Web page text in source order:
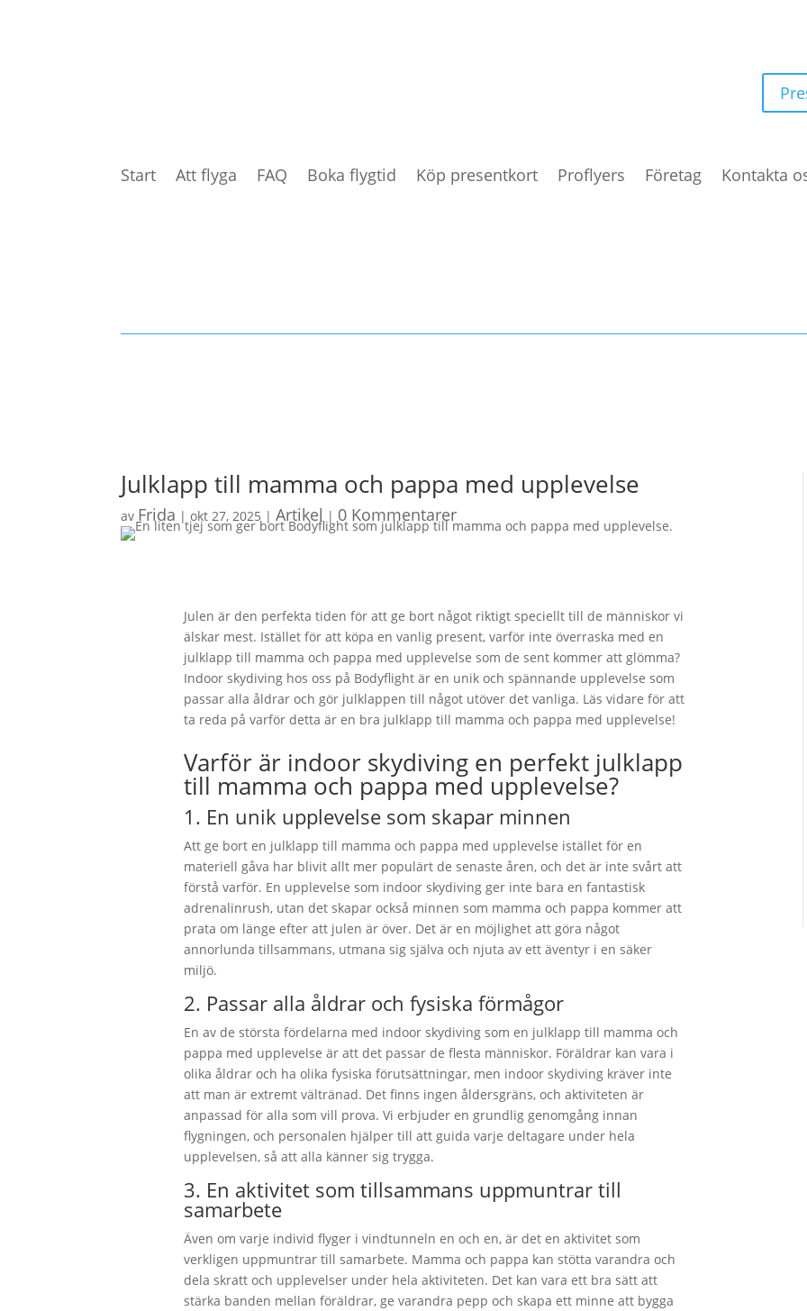
Start Att flyga FAQ Boka flygtid Köp presentkort Proflyers Företag Kontakta
Julklapp till mamma och pappa med upplevelse
av Frida |okt 27, 2025 |Artikel | 0 Kommentarer
Julen är den perfekta tiden för att ge bort något riktigt speciellt till de människor vi
älskar mest. Istället för att köpa en vanlig present, varför inte överraska med en
julklapp till mamma och pappa med upplevelse som de sent kommer att glömma?
Indoor skydiving hos oss på Bodyflight är en unik och spännande upplevelse som
passar alla åldrar och gör julklappen till något utöver det vanliga. Läs vidare för att
ta reda på varför detta är en bra julklapp till mamma och pappa med upplevelse!
Varför är indoor skydiving en perfekt julklapp
till mamma och pappa med upplevelse?
1. En unik upplevelse som skapar minnen
Att ge bort en julklapp till mamma och pappa med upplevelse istället för en
materiell gåva har blivit allt mer populärt de senaste åren, och det är inte svårt att
förstå varför. En upplevelse som indoor skydiving ger inte bara en fantastisk
adrenalinrush, utan det skapar också minnen som mamma och pappa kommer att
prata om länge efter att julen är över. Det är en möjlighet att göra något
annorlunda tillsammans, utmana sig själva och njuta av ett äventyr i en säker
miljö.
2. Passar alla åldrar och fysiska förmågor
En av de största fördelarna med indoor skydiving som en julklapp till mamma och
pappa med upplevelse är att det passar de flesta människor. Föräldrar kan vara i
olika åldrar och ha olika fysiska förutsättningar, men indoor skydiving kräver inte
att man är extremt vältränad. Det finns ingen åldersgräns, och aktiviteten är
anpassad för alla som vill prova. Vi erbjuder en grundlig genomgång innan
flygningen, och personalen hjälper till att guida varje deltagare under hela
upplevelsen, så att alla känner sig trygga.
3. En aktivitet som tillsammans uppmuntrar till
samarbete
Även om varje individ flyger i vindtunneln en och en, är det en aktivitet som
verkligen uppmuntrar till samarbete. Mamma och pappa kan stötta varandra och
dela skratt och upplevelser under hela aktiviteten. Det kan vara ett bra sätt att
stärka banden mellan föräldrar, ge varandra pepp och skapa ett minne att bygga